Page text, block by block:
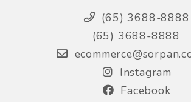
(65) 3688-8888
(65) 3688-8888
Instagram
Facebook